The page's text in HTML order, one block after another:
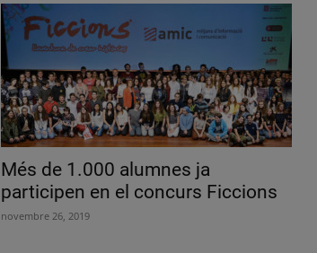
Més de 1.000 alumnes ja
participen en el concurs Ficcions
novembre 26, 2019